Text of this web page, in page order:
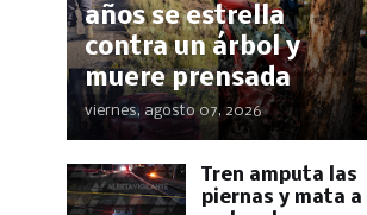
años se estrella
contra un árbol y
muere prensada
viernes, agosto 07, 2026
Tren amputa las
piernas y mata a